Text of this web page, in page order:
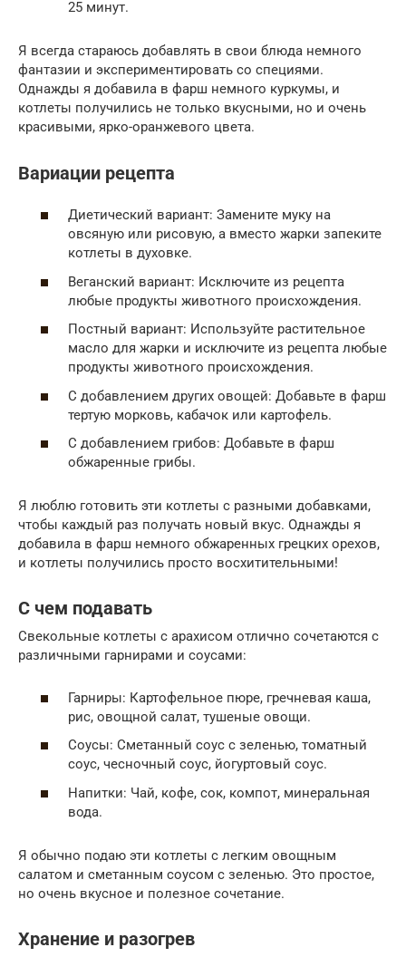
25 минут.
Я всегда стараюсь добавлять в свои блюда немного
фантазии и экспериментировать со специями.
Однажды я добавила в фарш немного куркумы, и
котлеты получились не только вкусными, но и очень
красивыми, ярко-оранжевого цвета.
Вариации рецепта
Диетический вариант: Замените муку на
овсяную или рисовую, а вместо жарки запеките
котлеты в духовке.
Веганский вариант: Исключите из рецепта
любые продукты животного происхождения.
Постный вариант: Используйте растительное
масло для жарки и исключите из рецепта любые
продукты животного происхождения.
С добавлением других овощей: Добавьте в фарш
тертую морковь, кабачок или картофель.
С добавлением грибов: Добавьте в фарш
обжаренные грибы.
Я люблю готовить эти котлеты с разными добавками,
чтобы каждый раз получать новый вкус. Однажды я
добавила в фарш немного обжаренных грецких орехов,
и котлеты получились просто восхитительными!
С чем подавать
Свекольные котлеты с арахисом отлично сочетаются с
различными гарнирами и соусами:
Гарниры: Картофельное пюре, гречневая каша,
рис, овощной салат, тушеные овощи.
Соусы: Сметанный соус с зеленью, томатный
соус, чесночный соус, йогуртовый соус.
Напитки: Чай, кофе, сок, компот, минеральная
вода.
Я обычно подаю эти котлеты с легким овощным
салатом и сметанным соусом с зеленью. Это простое,
но очень вкусное и полезное сочетание.
Хранение и разогрев